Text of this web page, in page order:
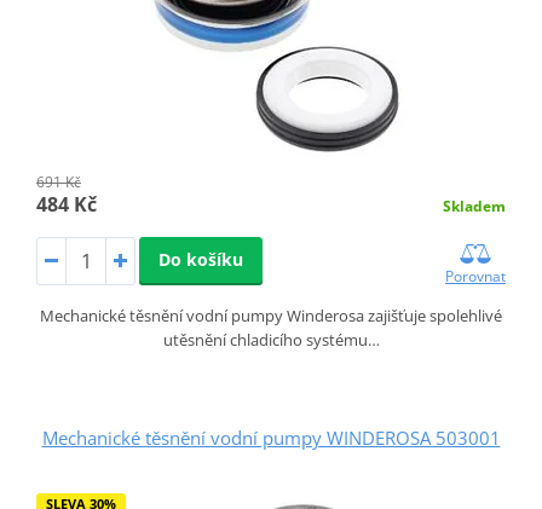
691 Kč
484 Kč Skladem
Do košíku
Porovnat
Mechanické těsnění vodní pumpy Winderosa zajišťuje spolehlivé
utěsnění chladicího systému…
Mechanické těsnění vodní pumpy WINDEROSA 503001
SLEVA 30%